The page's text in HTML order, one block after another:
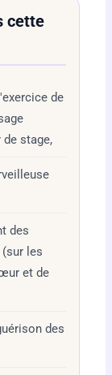
cette
de
stage,
des
les
et de
des